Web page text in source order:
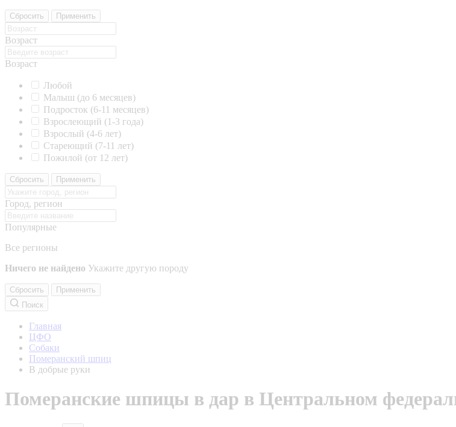
Сбросить Применить
Возраст
Возраст
Любой
Малыш (до 6 месяцев)
Подросток (6-11 месяцев)
Взрослеющий (1-3 года)
Взрослый (4-6 лет)
Стареющий (7-11 лет)
Пожилой (от 12 лет)
Сбросить Применить
Город, регион
Популярные
Все регионы
Ничего не найдено Укажите другую породу
Сбросить
Применить
Поиск
Главная
ЦФО
Собаки
Померанский шпиц
В добрые руки
Померанские шпицы в дар в Центральном